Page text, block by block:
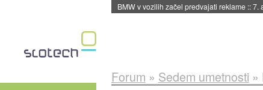
BMW v vozilih začel predvajati reklame ::7.
Forum » Sedem umetnosti »